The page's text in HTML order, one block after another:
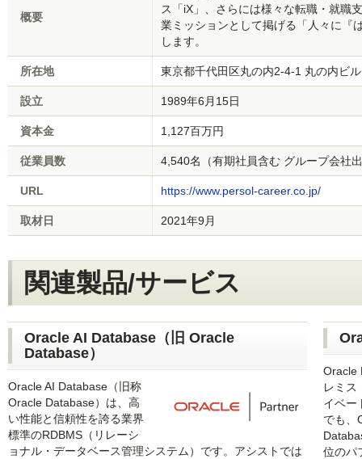
概要
ス「iX」、さらには様々な転職・就職
業ミッションとして掲げる「人々に『
します。
所在地 東京都千代田区丸の内2-4-1 丸の内ビ
設立 1989年6月15日
資本金 1,127百万円
従業員数 4,540名（有期社員含む グループ会社
URL https://www.persol-career.co.jp/
取材日 2021年9月
関連製品/サービス
Oracle AI Database（旧 Oracle
Database）
Oracle AI Database（旧称
Oracle Database）は、高
い性能と信頼性を誇る業界
標準のRDBMS（リレーシ
ョナル・データベース管理システム）です。アシストでは
Oracle
レミス
イベー
でも、
位のパ